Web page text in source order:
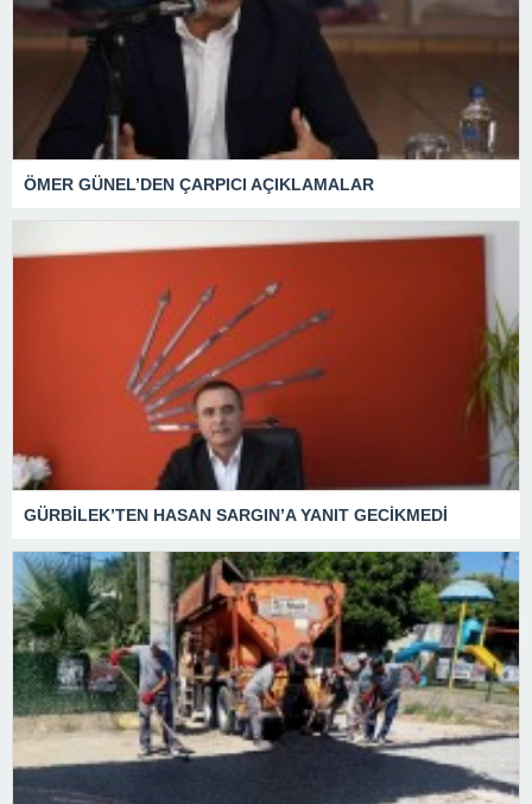
ÖMER GÜNEL’DEN ÇARPICI AÇIKLAMALAR
GÜRBİLEK’TEN HASAN SARGIN’A YANIT GECİKMEDİ